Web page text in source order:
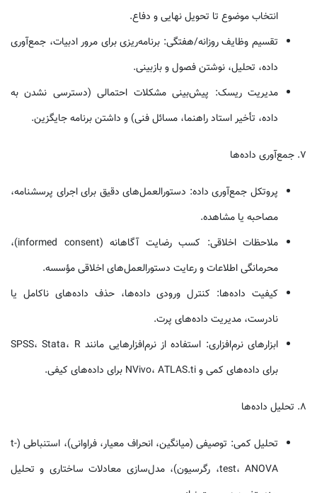
انتخاب موضوع تا تحویل نهایی و دفاع.
تقسیم وظایف روزانه/هفتگی: برنامه‌ریزی برای مرور ادبیات، جمع‌آوری
داده، تحلیل، نوشتن فصول و بازبینی.
مدیریت ریسک: پیش‌بینی مشکلات احتمالی (دسترسی نشدن به
داده، تأخیر استاد راهنما، مسائل فنی) و داشتن برنامه جایگزین.
۷. جمع‌آوری داده‌ها
پروتکل جمع‌آوری داده: دستورالعمل‌های دقیق برای اجرای پرسشنامه،
مصاحبه یا مشاهده.
ملاحظات اخلاقی: کسب رضایت آگاهانه (informed consent)،
محرمانگی اطلاعات و رعایت دستورالعمل‌های اخلاقی مؤسسه.
کیفیت داده‌ها: کنترل ورودی داده‌ها، حذف داده‌های ناکامل یا
نادرست، مدیریت داده‌های پرت.
ابزارهای نرم‌افزاری: استفاده از نرم‌افزارهایی مانند SPSS، Stata، R
برای داده‌های کمی و NVivo، ATLAS.ti برای داده‌های کیفی.
۸. تحلیل داده‌ها
تحلیل کمی: توصیفی (میانگین، انحراف معیار، فراوانی)، استنباطی (t-
test، ANOVA، رگرسیون)، مدل‌سازی معادلات ساختاری و تحلیل